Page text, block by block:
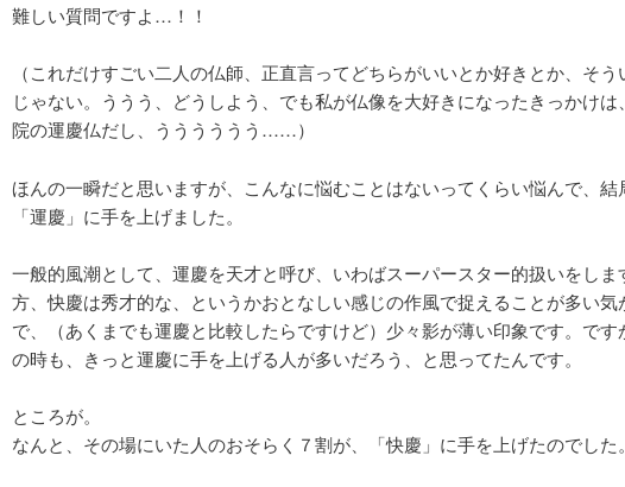
難しい質問ですよ…！！
（これだけすごい二人の仏師、正直言ってどちらがいいとか好きとか、そう
じゃない。ううう、どうしよう、でも私が仏像を大好きになったきっかけは
院の運慶仏だし、うううううう……）
ほんの一瞬だと思いますが、こんなに悩むことはないってくらい悩んで、結
「運慶」に手を上げました。
一般的風潮として、運慶を天才と呼び、いわばスーパースター的扱いをしま
方、快慶は秀才的な、というかおとなしい感じの作風で捉えることが多い気
で、（あくまでも運慶と比較したらですけど）少々影が薄い印象です。です
の時も、きっと運慶に手を上げる人が多いだろう、と思ってたんです。
ところが。
なんと、その場にいた人のおそらく７割が、「快慶」に手を上げたのでした